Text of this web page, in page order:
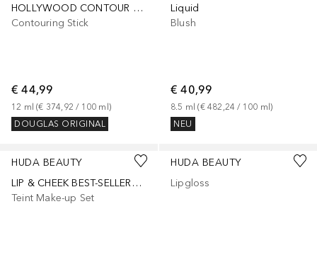
HOLLYWOOD CONTOUR LIGHT WAND
Contouring Stick
€ 44,99
12 ml (€ 374,92 / 100 ml )
DOUGLAS ORIGINAL
Liquid
Blush
€ 40,99
8.5 ml (€ 482,24 / 100 ml)
NEU
HUDA BEAUTY
LIP & CHEEK BEST-SELLERS BRONZE NUDES SET
Teint Make-up Set
HUDA BEAUTY
Lipgloss
+